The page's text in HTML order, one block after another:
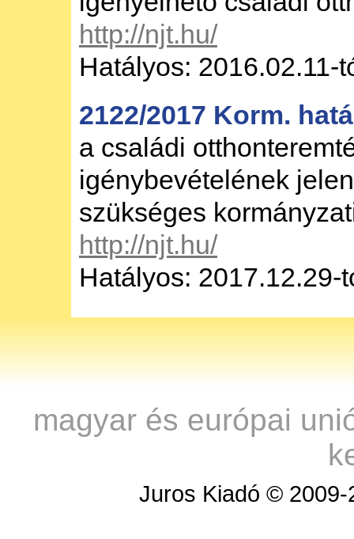
http://njt.hu/
Hatályos: 2016.02.11-
2122/2017 Korm.
a családi
igénybevételének
szükséges
http://njt.hu/
Hatályos: 2017.12.29-
magyar és európai
Juros Kiadó ©